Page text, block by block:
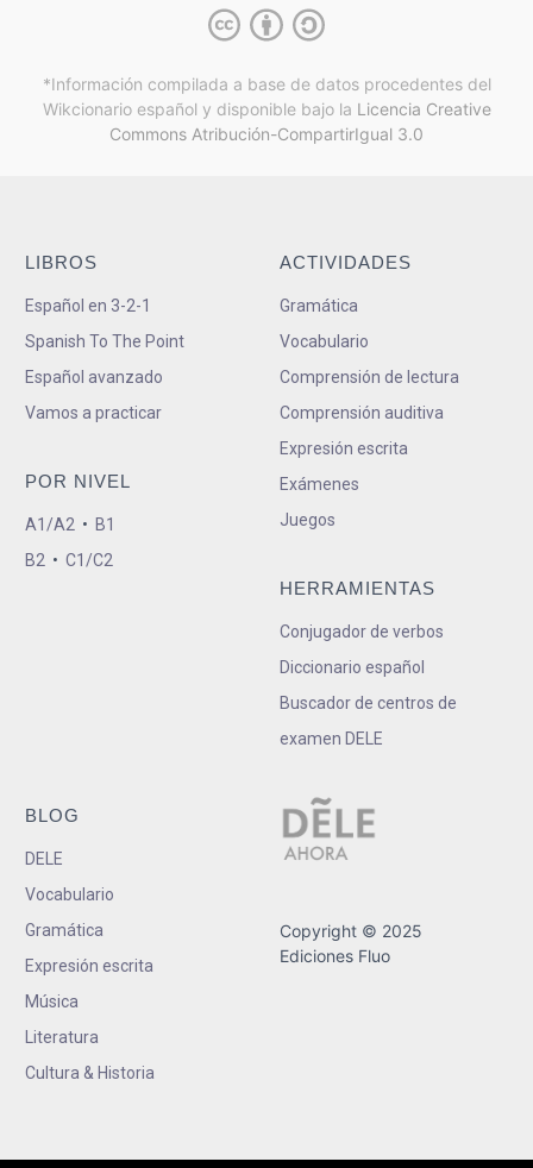
*Información compilada a base de datos procedentes del
Wikcionario español y disponible bajo la Licencia Creative
Commons Atribución-CompartirIgual 3.0
LIBROS
Español en 3-2-1
Spanish To The Point
Español avanzado
Vamos a practicar
POR NIVEL
A1/A2 • B1
B2 • C1/C2
ACTIVIDADES
Gramática
Vocabulario
Comprensión de lectura
Comprensión auditiva
Expresión escrita
Exámenes
Juegos
HERRAMIENTAS
Conjugador de verbos
Diccionario español
Buscador de centros de
examen DELE
BLOG
DELE
Vocabulario
Gramática
Expresión escrita
Música
Literatura
Cultura & Historia
Copyright © 2025
Ediciones Fluo